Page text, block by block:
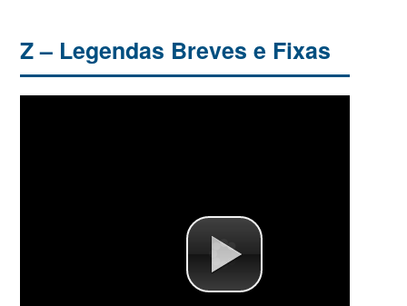
Z – Legendas Breves e Fixas